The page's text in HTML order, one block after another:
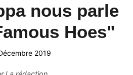
nous parle
Hoes"
2019